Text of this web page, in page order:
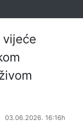
03.06.2026. 16:16h